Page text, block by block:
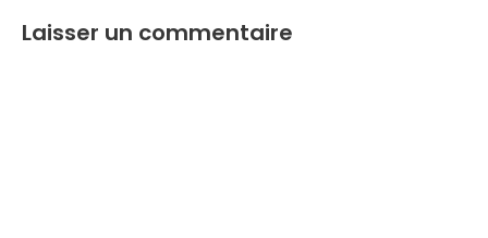
Laisser un commentaire